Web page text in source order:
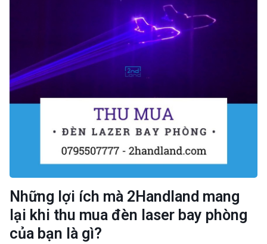
Những lợi ích mà 2Handland mang
lại khi thu mua đèn laser bay phòng
của bạn là gì?